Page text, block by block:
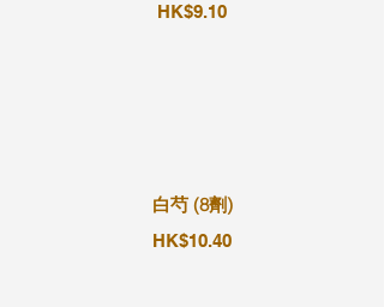
HK$9.10
白芍 (8劑)
HK$10.40